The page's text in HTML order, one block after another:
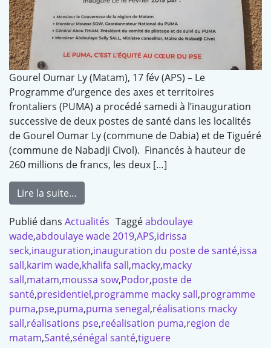
Gourel Oumar Ly (Matam), 17 fév (APS) – Le
Programme d’urgence des axes et territoires
frontaliers (PUMA) a procédé samedi à l’inauguration
successive de deux postes de santé dans les localités
de Gourel Oumar Ly (commune de Dabia) et de Tiguéré
(commune de Nabadji Civol). Financés à hauteur de
260 millions de francs, les deux […]
Lire la suite…
Publié dans Actualités Taggéabdoulaye
wade,abdoulaye wade 2019,APS,idrissa
seck,inauguration,inauguration du poste de santé,issa
sall,karim wade,khalifa sall,macky,macky
sall,matam,moussa sow,Podor,poste de
santé,presidentiel,programme macky sall,programme
puma,pse,puma,puma senegal,réalisations macky
sall,réalisations pse,reéalisation puma,region de
matam,Santé,sénégal santé,tiguere